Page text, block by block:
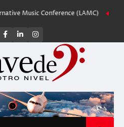
Conference (LAMC) Nuevos Shure
Facebook
LinkedInInstagram